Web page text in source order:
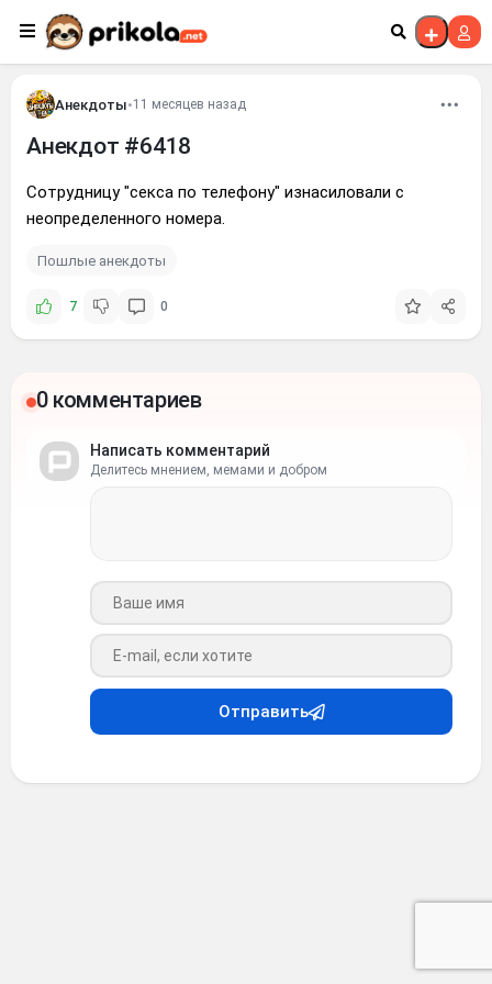
Перейти к контенту
Анекдоты•11 месяцев назад
Анекдот #6418
Сотрудницу "секса по телефону" изнасиловали с
неопределенного номера.
Пошлые анекдоты
7 0
0 комментариев
Написать комментарий
Делитесь мнением, мемами и добром
Ваше имя
Ваш e-mail
Отправить